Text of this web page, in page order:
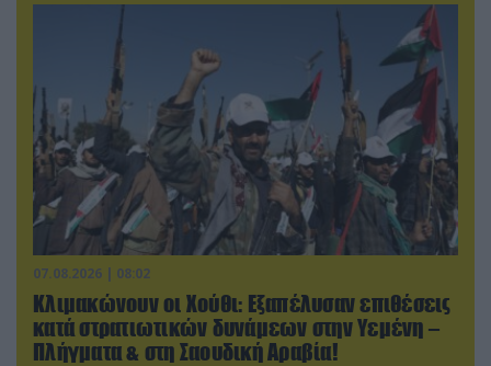
07.08.2026 | 08:02
Κλιμακώνουν οι Χούθι: Eξαπέλυσαν επιθέσεις
κατά στρατιωτικών δυνάμεων στην Υεμένη –
Πλήγματα & στη Σαουδική Αραβία!